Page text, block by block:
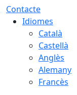
Contacte
Idiomes
Català
Castellà
Anglès
Alemany
Francès